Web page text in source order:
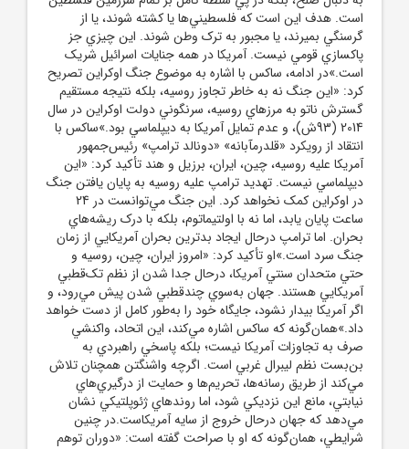
است. هدف اين است که فلسطيني‌ها يا کشته شوند، يا از
گرسنگي بميرند، يا مجبور به ترک وطن شوند. اين چيزي جز
پاکسازي قومي نيست. آمريکا در همه جنايات اسرائيل شريک
است.»در ادامه، ساکس با اشاره به موضوع جنگ اوکراين تصريح
کرد: «اين جنگ نه به خاطر تجاوز روسيه، بلکه نتيجه مستقيم
گسترش ناتو به مرزهاي روسيه، سرنگوني دولت اوکراين در سال
2014 (93ش)، و عدم تمايل آمريکا به ديپلماسي بود.»ساکس با
انتقاد از رويکرد «قلدرمآبانه» «دونالد ترامپ» رئيس‌جمهور
آمريکا عليه روسيه، چين، ايران، برزيل و هند تأکيد کرد: «اين
ديپلماسي نيست. تهديد ترامپ عليه روسيه به پايان يافتن جنگ
در اوکراين کمک نخواهد کرد. اين جنگ مي‌توانست در 24
ساعت پايان يابد، اما نه با اولتيماتوم، بلکه با درک ريشه‌هاي
بحران. اما ترامپ درحال ايجاد بدترين بحران آمريکايي از زمان
جنگ سرد است.»او تأکيد کرد: «امروز ايران، چين، روسيه و
حتي متحدان سنتي آمريکا، درحال جدا شدن از نظم تک‌قطبي
آمريکايي هستند. جهان به‌سوي چندقطبي شدن پيش مي‌رود، و
اگر آمريکا بيدار نشود، جايگاه خود را به‌طور کامل از دست خواهد
داد.»همان‌گونه که ساکس اشاره مي‌کند، اين اتحاد، واکنشي
صرف به تجاوزات آمريکا نيست؛ بلکه پاسخي راهبردي به
بن‌بست نظم ليبرال غربي است. اگرچه واشنگتن همچنان تلاش
مي‌کند از طريق رسانه‌ها، تحريم‌ها و حمايت از درگيري‌هاي
نيابتي، مانع اين نزديکي شود، اما روندهاي ژئوپلتيکي نشان
مي‌دهد که جهان درحال خروج از سايه آمريکاست.در چنين
شرايطي، همان‌گونه که او با صراحت گفته است: «دوران توهم